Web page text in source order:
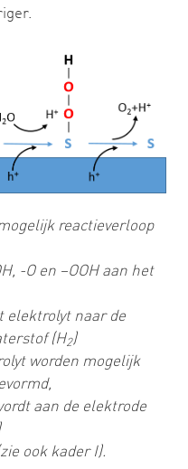
reactieverloop
-O en –OOH aan het
elektrolyt naar de
(H2)
worden mogelijk
aan de elektrode
ook kader I).